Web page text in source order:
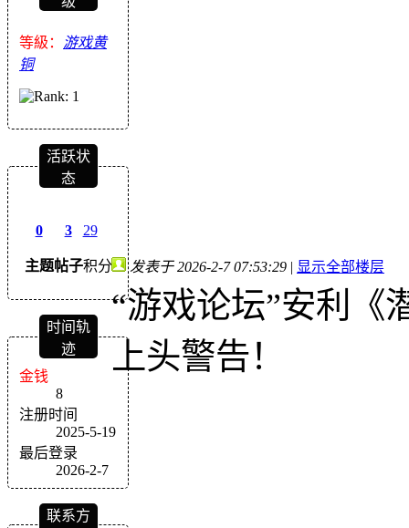
等級： 游戏黄
铜
活跃状
态
0
主题
3
帖子
29
积分
时间轨
迹
金钱
8
注册时间
2025-5-19
最后登录
2026-2-7
联系方
发表于 2026-2-7 07:53:29 | 显示全部楼层
“游戏论坛”安利《
上头警告！